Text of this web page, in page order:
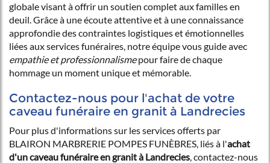
globale visant à offrir un soutien complet aux familles en
deuil. Grâce à une écoute attentive et à une connaissance
approfondie des contraintes logistiques et émotionnelles
liées aux services funéraires, notre équipe vous guide avec
empathie et professionnalismepour faire de chaque
hommage un moment unique et mémorable.
Contactez-nous pour l'achat de votre
caveau funéraire en granit à Landrecies
Pour plus d'informations sur les services offerts par
BLAIRON MARBRERIE POMPES FUNÈBRES, liés à l'achat
d'un caveau funéraire en granit à Landrecies, contactez-nous